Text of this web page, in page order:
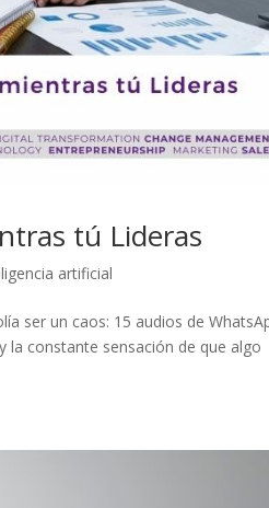
tú Lideras
artificial
ser un caos: 15 audios de
la constante sensación de que algo